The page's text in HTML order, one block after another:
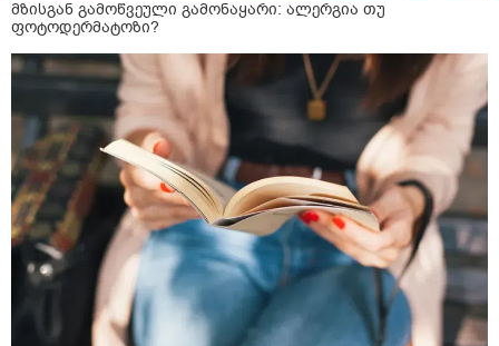
მზისგან გამოწვეული გამონაყარი: ალერგია თუ
ფოტოდერმატოზი?